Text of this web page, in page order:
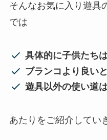
そんなお気に入り遊具
では
具体的に子供たち
ブランコより良い
遊具以外の使い道
あたりをご紹介してい